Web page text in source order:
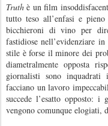
Truth è un film
tutto teso all’enfasi e
bicchieroni di vino per
fastidiose nell’evidenziare
stile è forse il minore dei
diametralmente opposta
giornalisti sono inquadrati
facciano un lavoro
succede l’esatto opposto:
vengono comunque elogiati,